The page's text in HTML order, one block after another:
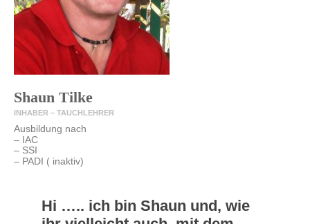
Hi ….. ich bin Shaun und, wie
Shaun Tilke
INHABER – TAUCHLEHRER
Ausbildung nach
– IAC
– SSI
– PADI ( inaktiv)